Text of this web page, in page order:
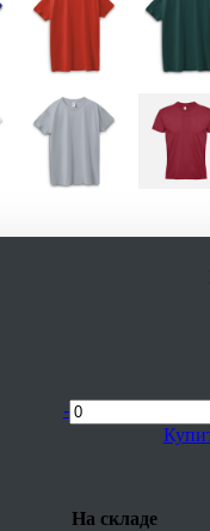
-
На складе